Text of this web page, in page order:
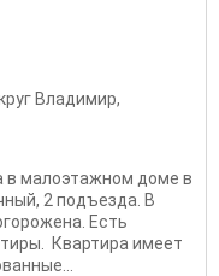
Владимир,
в малоэтажном доме в
2 подъезда. В
Есть
Квартира имеет